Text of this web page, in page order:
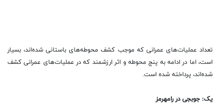
تعداد عملیات‌های عمرانی که موجب کشف محوطه‌های باستانی شده‌اند، بسیار
است، اما در ادامه به پنج محوطه و اثر ارزشمند که در عملیات‌های عمرانی کشف
شده‌اند، پرداخته شده است.
یک: جوبجی در رامهرمز